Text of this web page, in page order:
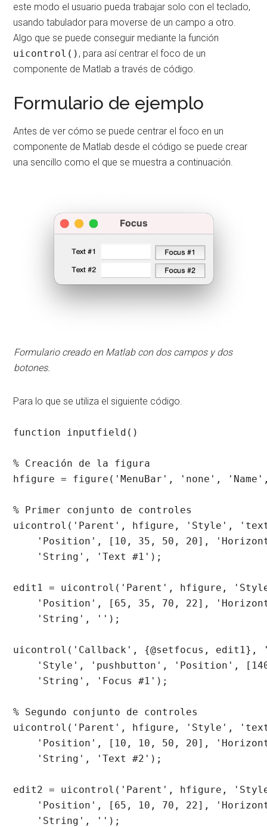
este modo el usuario pueda trabajar solo con el teclado,
usando tabulador para moverse de un campo a otro.
Algo que se puede conseguir mediante la función
uicontrol() , para así centrar el foco de un
componente de Matlab a través de código.
Formulario de ejemplo
Antes de ver cómo se puede centrar el foco en un
componente de Matlab desde el código se puede crear
una sencillo como el que se muestra a continuación.
Formulario creado en Matlab con dos campos y dos
botones.
Para lo que se utiliza el siguiente código.
function inputfield()
% Creación de la figura
hfigure = figure('MenuBar', 'none',
% Primer conjunto de controles
uicontrol('Parent', hfigure, 'Style',
'Position', [10, 35, 50, 20],
    'String', 'Text #1');
edit1 = uicontrol('Parent', hfigure,
'Position', [65, 35, 70, 22],
    'String', '');
uicontrol('Callback', {@setfocus,
'Style', 'pushbutton', 'Position',
    'String', 'Focus #1');
% Segundo conjunto de controles
uicontrol('Parent', hfigure, 'Style',
'Position', [10, 10, 50, 20],
    'String', 'Text #2');
edit2 = uicontrol('Parent', hfigure,
'Position', [65, 10, 70, 22],
    'String', '');